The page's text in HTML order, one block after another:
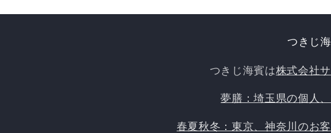
つきじ
つきじ海賓は株式会社
夢膳：埼玉県の個人
春夏秋冬：東京、神奈川のお